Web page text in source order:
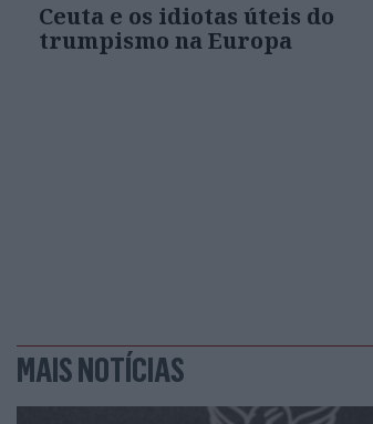
Ceuta e os idiotas úteis do
trumpismo na Europa
MAIS NOTÍCIAS